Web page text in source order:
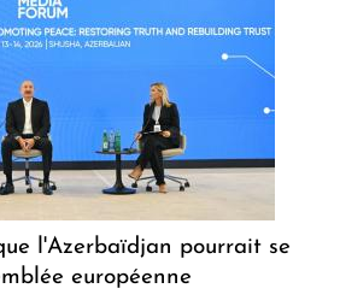
l'Azerbaïdjan pourrait se
européenne